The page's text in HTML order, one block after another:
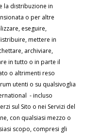
la distribuzione in
o per altre
eseguire,
mettere in
archiviare,
in tutto o in parte il
o altrimenti reso
utenti o su qualsivoglia
- incluso
sul Sito o nei Servizi del
con qualsiasi mezzo o
scopo, compresi gli